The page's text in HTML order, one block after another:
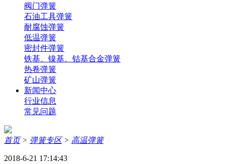
阀门弹簧
石油工具弹簧
耐腐蚀弹簧
低温弹簧
密封件弹簧
铁基、镍基、钴基合金弹簧
热卷弹簧
矿山弹簧
新闻中心
行业信息
常见问题
首页 > 弹簧专区 > 高温弹簧
2018-6-21 17:14:43